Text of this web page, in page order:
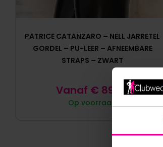
PATRICE CATANZARO – NELL JARRETEL
GORDEL – PU-LEER – AFNEEMBARE
STRAPS – ZWART
Op voorraad
Vanaf € 89,95